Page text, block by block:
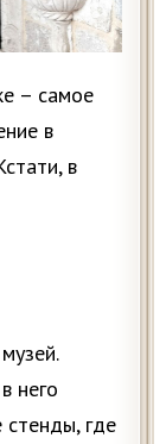
– самое
в
в
него
стенды, где